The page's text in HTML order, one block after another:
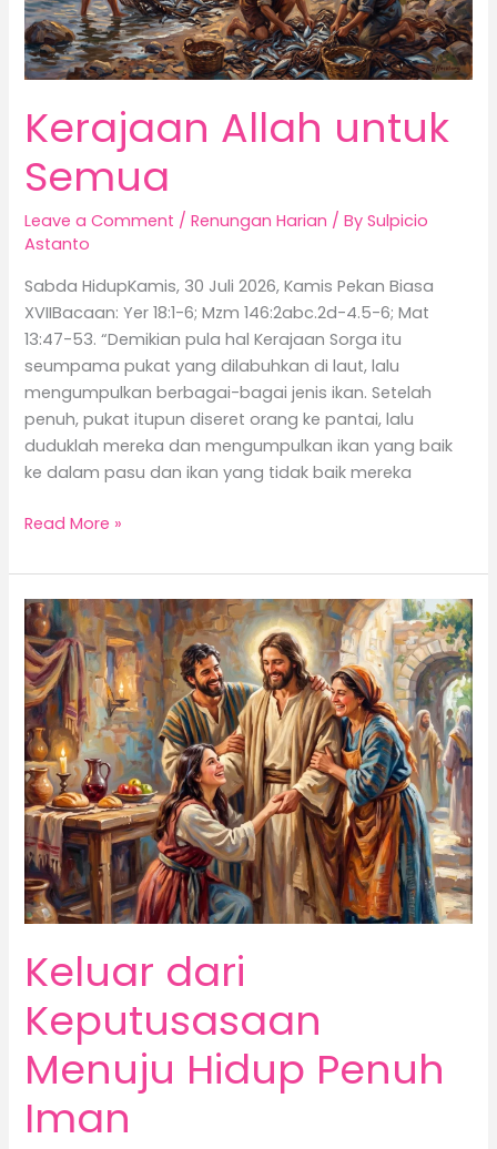
Kerajaan Allah untuk
Semua
Leave a Comment /Renungan Harian / BySulpicio
Astanto
Sabda HidupKamis, 30 Juli 2026, Kamis Pekan Biasa
XVIIBacaan: Yer 18:1-6; Mzm 146:2abc.2d-4.5-6; Mat
13:47-53. “Demikian pula hal Kerajaan Sorga itu
seumpama pukat yang dilabuhkan di laut, lalu
mengumpulkan berbagai-bagai jenis ikan. Setelah
penuh, pukat itupun diseret orang ke pantai, lalu
duduklah mereka dan mengumpulkan ikan yang baik
ke dalam pasu dan ikan yang tidak baik mereka
Read More »
Keluar dari
Keputusasaan
Menuju Hidup Penuh
Iman
Keluar
dari
Keputusasaan
Menuju
Hidup
Penuh
Iman